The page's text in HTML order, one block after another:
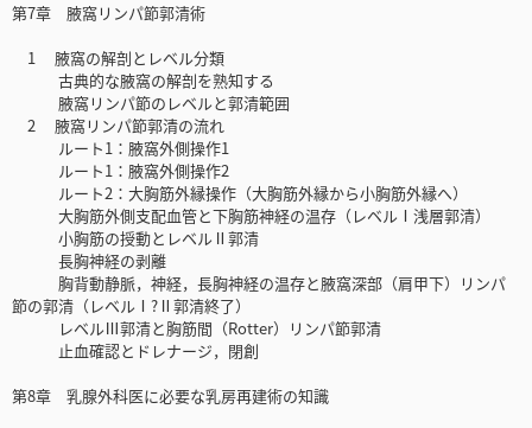
第7章 腋窩リンパ節郭清術
1 腋窩の解剖とレベル分類
古典的な腋窩の解剖を熟知する
腋窩リンパ節のレベルと郭清範囲
2 腋窩リンパ節郭清の流れ
ルート1：腋窩外側操作1
ルート1：腋窩外側操作2
ルート2：大胸筋外縁操作（大胸筋外縁から小胸筋外縁へ）
大胸筋外側支配血管と下胸筋神経の温存（レベルⅠ浅層郭清）
小胸筋の授動とレベルⅡ郭清
長胸神経の剥離
胸背動静脈，神経，長胸神経の温存と腋窩深部（肩甲下）リンパ
節の郭清（レベルⅠ?Ⅱ郭清終了）
レベルⅢ郭清と胸筋間（Rotter）リンパ節郭清
止血確認とドレナージ，閉創
第8章 乳腺外科医に必要な乳房再建術の知識